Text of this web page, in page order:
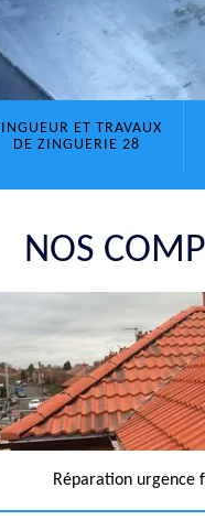
ET TRAVAUX
DE ZINGUERIE 28
NOS
Réparation urgence